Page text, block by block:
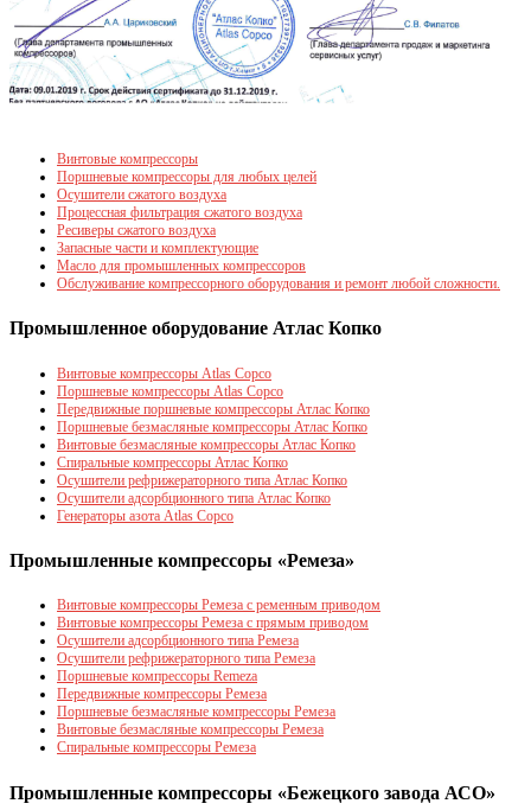
Винтовые компрессоры
Поршневые компрессоры для любых целей
Осушители сжатого воздуха
Процессная фильтрация сжатого воздуха
Ресиверы сжатого воздуха
Запасные части и комплектующие
Масло для промышленных компрессоров
Обслуживание компрессорного оборудования и ремонт любой сложности.
Промышленное оборудование Атлас Копко
Винтовые компрессоры Atlas Copco
Поршневые компрессоры Atlas Copco
Передвижные поршневые компрессоры Атлас Копко
Поршневые безмасляные компрессоры Атлас Копко
Винтовые безмасляные компрессоры Атлас Копко
Спиральные компрессоры Атлас Копко
Осушители рефрижераторного типа Атлас Копко
Осушители адсорбционного типа Атлас Копко
Генераторы азота Atlas Copco
Промышленные компрессоры «Ремеза»
Винтовые компрессоры Ремеза c ременным приводом
Винтовые компрессоры Ремеза с прямым приводом
Осушители адсорбционного типа Ремеза
Осушители рефрижераторного типа Ремеза
Поршневые компрессоры Remeza
Передвижные компрессоры Ремеза
Поршневые безмасляные компрессоры Ремеза
Винтовые безмасляные компрессоры Ремеза
Спиральные компрессоры Ремеза
Промышленные компрессоры «Бежецкого завода АСО»